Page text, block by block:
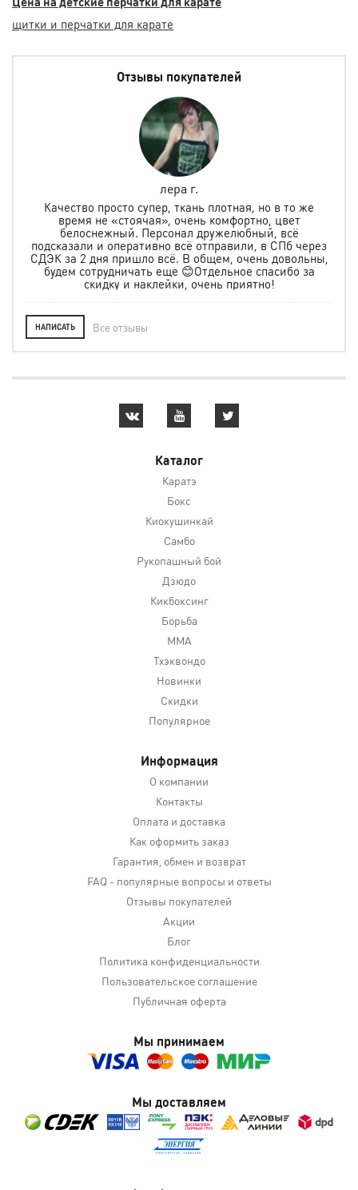
щитки и перчатки для карате
Отзывы покупателей
лера г.
Качество просто супер, ткань плотная, но в то же
время не «стоячая», очень комфортно, цвет
белоснежный. Персонал дружелюбный, всё
подсказали и оперативно всё отправили, в СПб через
СДЭК за 2 дня пришло всё. В общем, очень довольны,
будем сотрудничать еще 😊Отдельное спасибо за
скидку и наклейки, очень приятно!
НАПИСАТЬ Все отзывы
Каталог
Каратэ
Бокс
Киокушинкай
Самбо
Рукопашный бой
Дзюдо
Кикбоксинг
Борьба
MMA
Тхэквондо
Новинки
Скидки
Популярное
Информация
О компании
Контакты
Оплата и доставка
Как оформить заказ
Гарантия, обмен и возврат
FAQ - популярные вопросы и ответы
Отзывы покупателей
Акции
Блог
Политика конфиденциальности
Пользовательское соглашение
Публичная оферта
Мы принимаем
Мы доставляем